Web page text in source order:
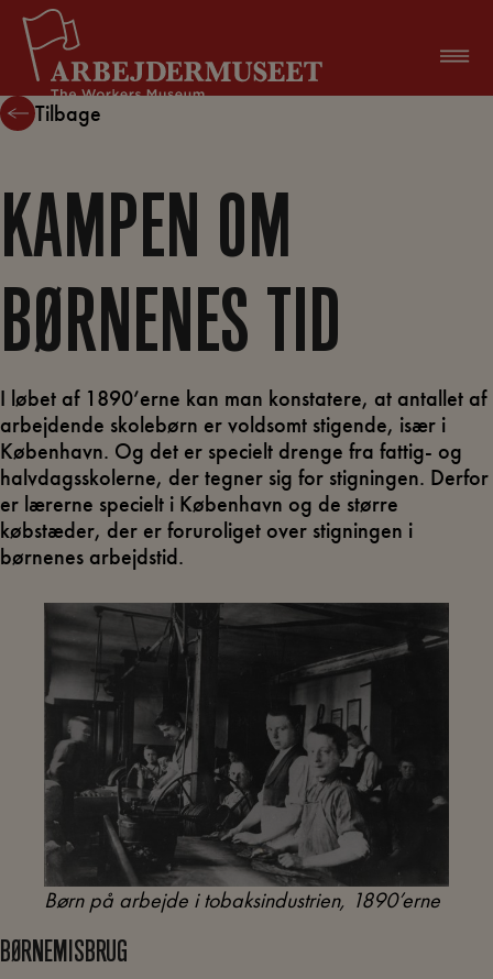
Hop
indholdet
Tilbage
KAMPEN OM
BØRNENES TID
I løbet af 1890’erne kan man konstatere, at antallet af
arbejdende skolebørn er voldsomt stigende, især i
København. Og det er specielt drenge fra fattig- og
halvdagsskolerne, der tegner sig for stigningen. Derfor
er lærerne specielt i København og de større
købstæder, der er foruroliget over stigningen i
børnenes arbejdstid.
Børn på arbejde i tobaksindustrien, 1890’erne
BØRNEMISBRUG